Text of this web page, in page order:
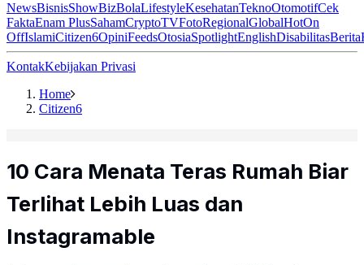
NewsBisnisShowBizBolaLifestyleKesehatanTeknoOtomotifCek
FaktaEnam PlusSahamCryptoTVFotoRegionalGlobalHotOn
OffIslamiCitizen6OpiniFeedsOtosiaSpotlightEnglishDisabilitasBerita
KontakKebijakan Privasi
Home
Citizen6
10 Cara Menata Teras Rumah Biar
Terlihat Lebih Luas dan
Instagramable